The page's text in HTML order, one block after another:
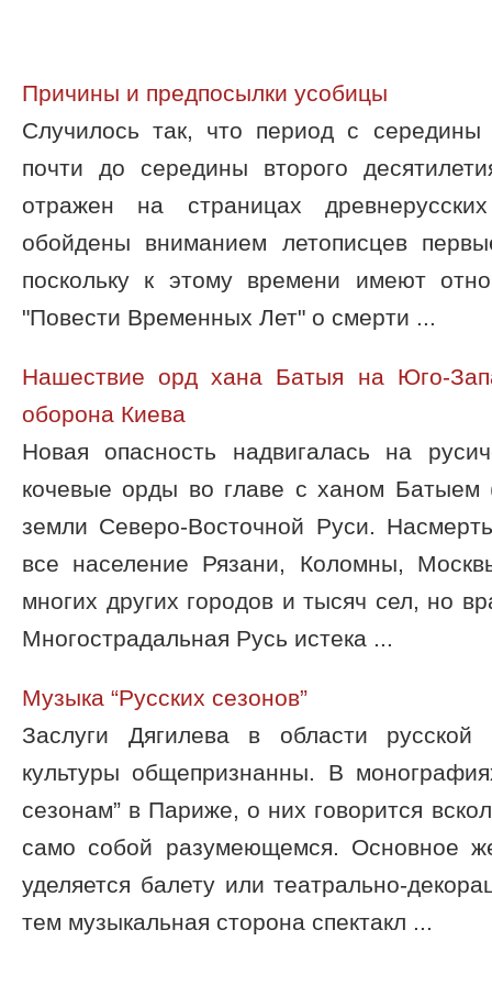
Причины и предпосылки усобицы
Случилось так, что период с
почти до середины второго
отражен на страницах
обойдены вниманием летописцев
поскольку к этому времени имеют
"Повести Временных Лет" о смерти ...
Нашествие орд хана Батыя на Юго-
оборона Киева
Новая опасность надвигалась на
кочевые орды во главе с ханом Батыем
земли Северо-Восточной Руси.
все население Рязани, Коломны,
многих других городов и тысяч сел, но
Многострадальная Русь истека ...
Музыка “Русских сезонов”
Заслуги Дягилева в области
культуры общепризнанны. В
сезонам” в Париже, о них говорится
само собой разумеющемся. Основное
уделяется балету или театрально-
тем музыкальная сторона спектакл ...